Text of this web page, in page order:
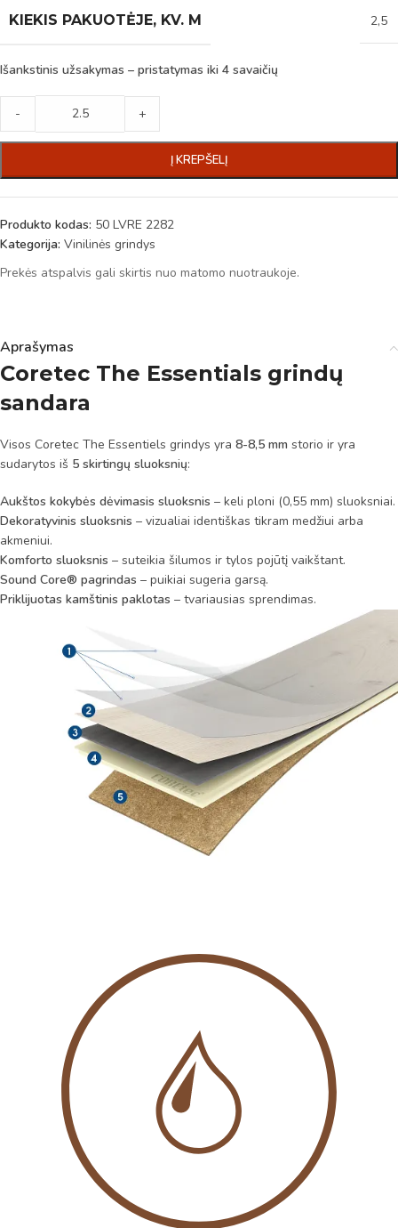
KIEKIS PAKUOTĖJE, KV. M 2,5
Išankstinis užsakymas – pristatymas iki 4 savaičių
- +
Į KREPŠELĮ
Produkto kodas: 50 LVRE 2282
Kategorija: Vinilinės grindys
Prekės atspalvis gali skirtis nuo matomo nuotraukoje.
Aprašymas
Coretec The Essentials grindų
sandara
Visos Coretec The Essentiels grindys yra 8-8,5 mm storio ir yra
sudarytos iš 5 skirtingų sluoksnių:
Aukštos kokybės dėvimasis sluoksnis – keli ploni (0,55 mm) sluoksniai.
Dekoratyvinis sluoksnis – vizualiai identiškas tikram medžiui arba
akmeniui.
Komforto sluoksnis – suteikia šilumos ir tylos pojūtį vaikštant.
Sound Core® pagrindas – puikiai sugeria garsą.
Priklijuotas kamštinis paklotas – tvariausias sprendimas.